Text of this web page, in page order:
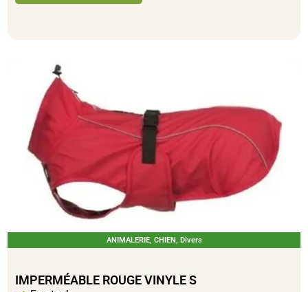
ANIMALERIE, CHIEN, Divers
IMPERMÉABLE ROUGE VINYLE S